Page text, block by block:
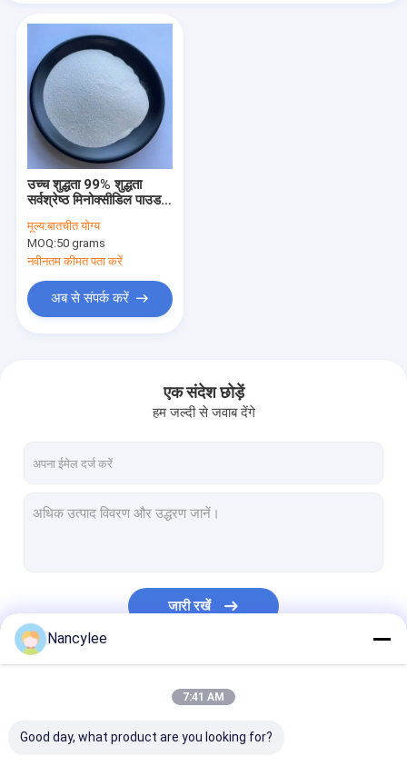
उच्च शुद्धता 99% शुद्धता
सर्वश्रेष्ठ मिनोक्सीडिल पाउडर
CAS 38304-91-5
मूल्य:बातचीत योग्य
MOQ:50 grams
नवीनतम कीमत पता करें
अब से संपर्क करें
एक संदेश छोड़ें
हम जल्दी से जवाब देंगे
जारी रखें
Nancylee
7:41 AM
Good day, what product are you looking for?